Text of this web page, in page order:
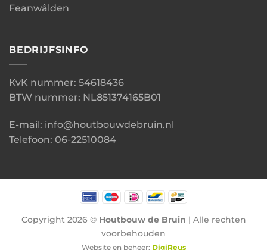
Feanwâlden
BEDRIJFSINFO
KvK nummer: 54618436
BTW nummer: NL851374165B01
E-mail: info@houtbouwdebruin.nl
Telefoon: 06-22510084
Copyright 2026 © Houtbouw de Bruin | Alle rechten
voorbehouden
Website en beheer: DigiReus